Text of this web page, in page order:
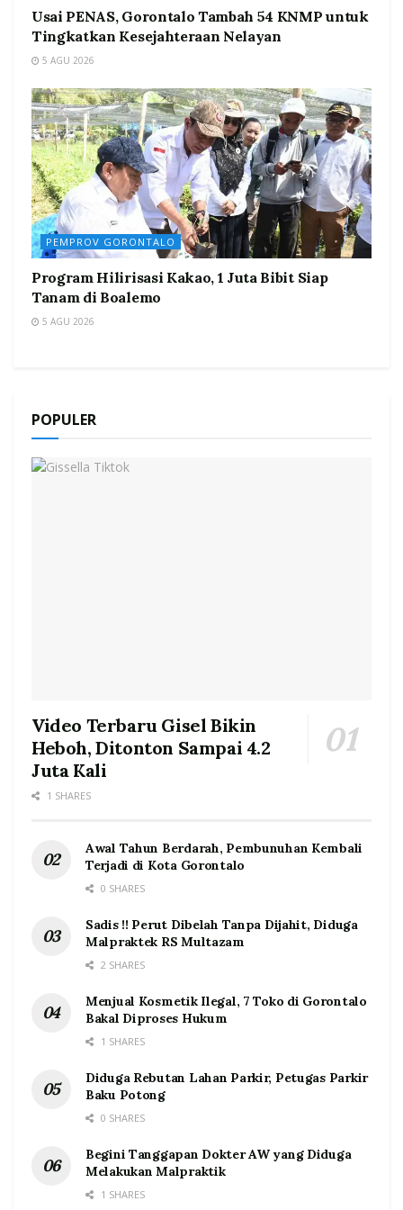
Usai PENAS, Gorontalo Tambah 54 KNMP untuk
Tingkatkan Kesejahteraan Nelayan
5 AGU 2026
PEMPROV GORONTALO
Program Hilirisasi Kakao, 1 Juta Bibit Siap
Tanam di Boalemo
5 AGU 2026
POPULER
Video Terbaru Gisel Bikin
Heboh, Ditonton Sampai 4.2
Juta Kali
1 SHARES
Awal Tahun Berdarah, Pembunuhan Kembali
Terjadi di Kota Gorontalo
0 SHARES
Sadis !! Perut Dibelah Tanpa Dijahit, Diduga
Malpraktek RS Multazam
2 SHARES
Menjual Kosmetik Ilegal, 7 Toko di Gorontalo
Bakal Diproses Hukum
1 SHARES
Diduga Rebutan Lahan Parkir, Petugas Parkir
Baku Potong
0 SHARES
Begini Tanggapan Dokter AW yang Diduga
Melakukan Malpraktik
1 SHARES